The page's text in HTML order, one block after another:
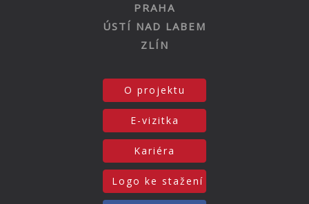
PRAHA
ÚSTÍ NAD LABEM
ZLÍN
O projektu
E-vizitka
Kariéra
Logo ke stažení